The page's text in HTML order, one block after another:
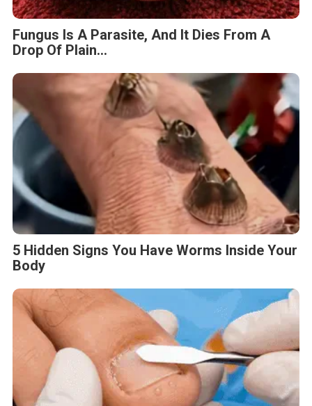
Fungus Is A Parasite, And It Dies From A
Drop Of Plain...
5 Hidden Signs You Have Worms Inside Your
Body